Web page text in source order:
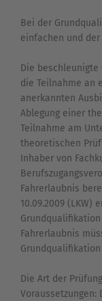
Bei der
einfachen und
Die
die Teilnahme an
anerkannten
Ablegung einer
Teilnahme am
theoretischen
Inhaber von
Fahrerlaubnis
10.09.2009 (LKW)
Fahrerlaubnis
Die Art der
Voraussetzungen: